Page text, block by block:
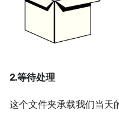
2.等待处理
这个文件夹承载我们当天